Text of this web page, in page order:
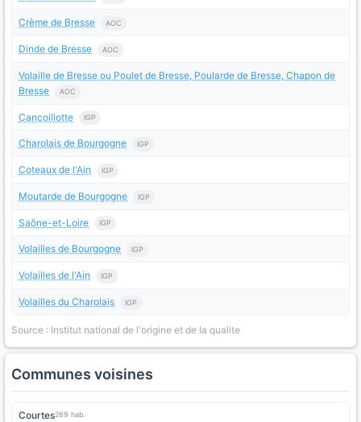
Crème de Bresse AOC
Dinde de Bresse AOC
Volaille de Bresse ou Poulet de Bresse, Poularde de Bresse, Chapon de
Bresse
AOC
Cancoillotte IGP
Charolais de Bourgogne IGP
Coteaux de l'Ain IGP
Moutarde de Bourgogne IGP
Saône-et-Loire IGP
Volailles de Bourgogne IGP
Volailles de l'Ain IGP
Volailles du Charolais IGP
Source : Institut national de l'origine et de la qualite
Communes voisines
Courtes289 hab.